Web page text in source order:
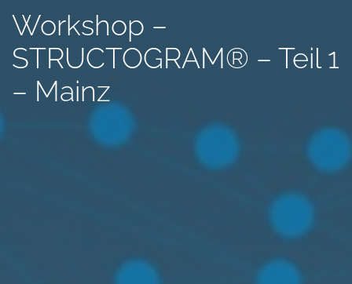
Workshop –
STRUCTOGRAM® – Teil 1
– Mainz